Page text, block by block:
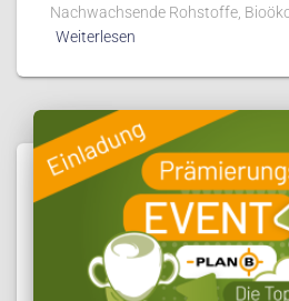
Nachwachsende Rohstoffe,
Weiterlesen